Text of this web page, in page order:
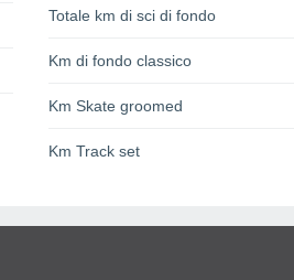
Totale km di sci di fondo
Km di fondo classico
Km Skate groomed
Km Track set